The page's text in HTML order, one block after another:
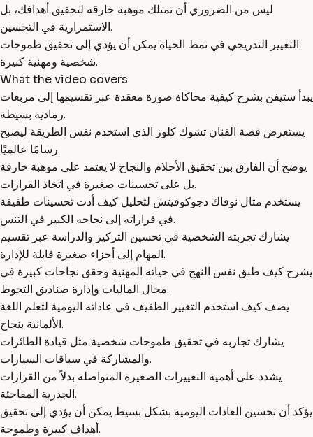
ليس من الضروري أن تمتلك موهبة خارقة لتحقيق أهدافك، بل
الاستمرارية في التحسين.
التغيير التدريجي في نمط الحياة يمكن أن يؤدي إلى تحقيق طموحات
شخصية ومهنية كبيرة.
What the video covers
يبدأ ستيفن بشرح كيفية محاكاة صورة معقدة عبر تقسيمها إلى مربعات
رمادية بسيطة.
يستعرض قصة الفنان تشوك كلوز الذي استخدم نفس الطريقة ليصبح
رسامًا عالميًا.
يوضح أن الفارق بين تحقيق الأحلام والنجاح لا يعتمد على موهبة خارقة
بل على تحسينات صغيرة في اتخاذ القرارات.
يستخدم مثال نوفاك دجوكوفيتش لتحليل كيف أدت تحسينات طفيفة
في قراراته إلى نجاحه الكبير في التنس.
يشارك تجربته الشخصية في تحسين التركيز والدراسة عبر تقسيم
المهام إلى أجزاء صغيرة قابلة للإدارة.
يشرح كيف طبق نفس النهج في حياته المهنية وحقق نجاحات كبيرة في
مجال الماليات وإدارة صناديق التحوط.
يصف كيف استخدم التغيير الطفيف في عاداته اليومية لتعلم اللغة
الألمانية بنجاح.
يشارك تجاربه في تحقيق طموحات شخصية مثل قيادة الطائرات
والمشاركة في سباقات السيارات.
يشدد على أهمية التغييرات الصغيرة المتواصلة بدلاً من القرارات
الجذرية المفاجئة.
يؤكد أن تحسين العادات اليومية بشكل بسيط يمكن أن يؤدي إلى تحقيق
أهداف كبيرة وطموحة.